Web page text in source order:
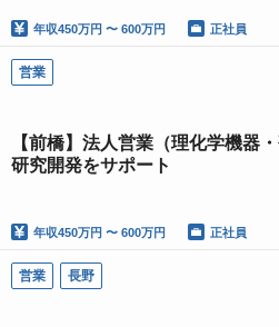
年収450万円 〜 600万円 正社員
営業
【前橋】法人営業（理化学機器
研究開発をサポート
年収450万円 〜 600万円 正社員
営業 長野